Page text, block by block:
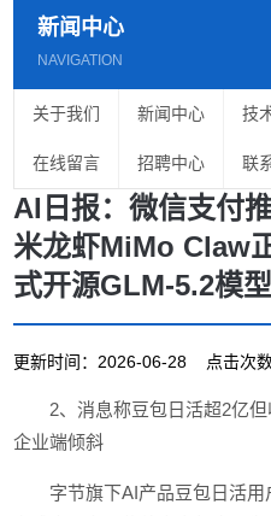
新闻中心
NAVIGATION
关于我们 新闻中心 技
在线留言 招聘中心 联
AI日报：微信支付
米龙虾MiMo Claw
式开源GLM-5.2模型
更新时间：2026-06-28 点击次
2、消息称豆包日活超2亿
企业端倾斜
字节旗下AI产品豆包日活